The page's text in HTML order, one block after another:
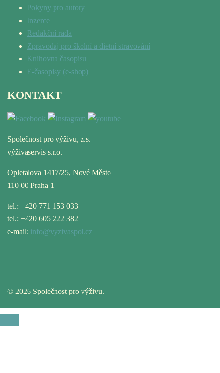
Pokyny pro autory
Inzerce
Redakční rada
Zpravodaj pro školní a dietní stravování
Knihovna časopisu
E-časopisy (e-shop)
KONTAKT
Společnost pro výživu, z.s.
výživaservis s.r.o.
Opletalova 1417/25, Nové Město
110 00 Praha 1
tel.: +420 771 153 033
tel.: +420 605 222 382
e-mail: info@vyzivaspol.cz
© 2026 Společnost pro výživu.